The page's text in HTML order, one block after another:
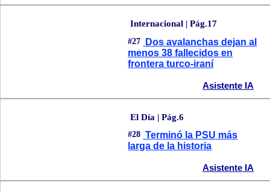
Internacional | Pág.17
#27
Dos avalanchas dejan al
menos 38 fallecidos en
frontera turco-iraní
Asistente IA
El Día | Pág.6
#28 Terminó la PSU más
larga de la historia
Asistente IA